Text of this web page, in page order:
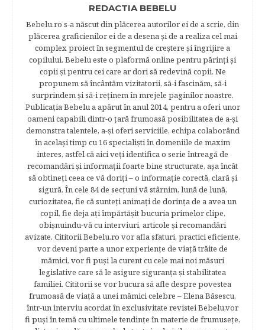
REDACTIA BEBELU
Bebelu.ro s-a născut din plăcerea autorilor ei de a scrie, din
plăcerea graficienilor ei de a desena şi de a realiza cel mai
complex proiect în segmentul de creştere şi îngrijire a
copilului. Bebelu este o plaformă online pentru părinţi şi
copii şi pentru cei care ar dori să redevină copii. Ne
propunem să încântăm vizitatorii, să-i fascinăm, să-i
surprindem şi să-i reţinem în mrejele paginilor noastre.​
Publicația Bebelu a apărut în anul 2014, pentru a oferi unor
oameni capabili dintr-o ţară frumoasă posibilitatea de a-şi
demonstra talentele, a-şi oferi serviciile, echipa colaborând
în acelaşi timp cu 16 specialişti în domeniile de maxim
interes, astfel că aici veţi identifica o serie întreagă de
recomandări şi informaţii foarte bine structurate, aşa încât
să obtineţi ceea ce vă doriţi – o informaţie corectă, clară şi
sigură. În cele 84 de secțuni vă stârnim, lună de lună,
curiozitatea, fie că sunteţi animaţi de dorinţa de a avea un
copil, fie deja aţi împărtăşit bucuria primelor clipe,
obişnuindu-vă cu interviuri, articole şi recomandări
avizate. Cititorii Bebelu.ro vor afla sfaturi, practici eficiente,
vor deveni parte a unor experienţe de viaţă trăite de
mămici, vor fi puşi la curent cu cele mai noi măsuri
legislative care să le asigure siguranţa şi stabilitatea
familiei. Cititorii se vor bucura să afle despre povestea
frumoasă de viață a unei mămici celebre – Elena Băsescu,
într-un interviu acordat în exclusivitate revistei Bebelu,vor
fi puşi în temă cu ultimele tendinţe în materie de frumuseţe,